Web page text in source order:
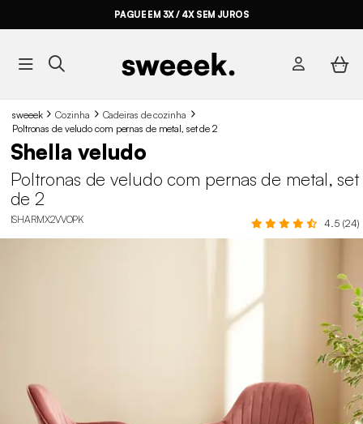
PAGUE EM 3X / 4X SEM JUROS
sweeek Cozinha
Cadeiras de cozinha
Poltronas de veludo com pernas de metal, set de 2
Shella veludo
Poltronas de veludo com pernas de metal, set
de 2
ISHARMX2VVOPK 4.5 (24)